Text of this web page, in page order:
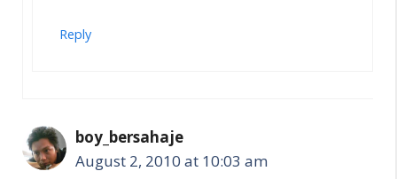
Reply
boy_bersahaje
August 2, 2010 at 10:03 am